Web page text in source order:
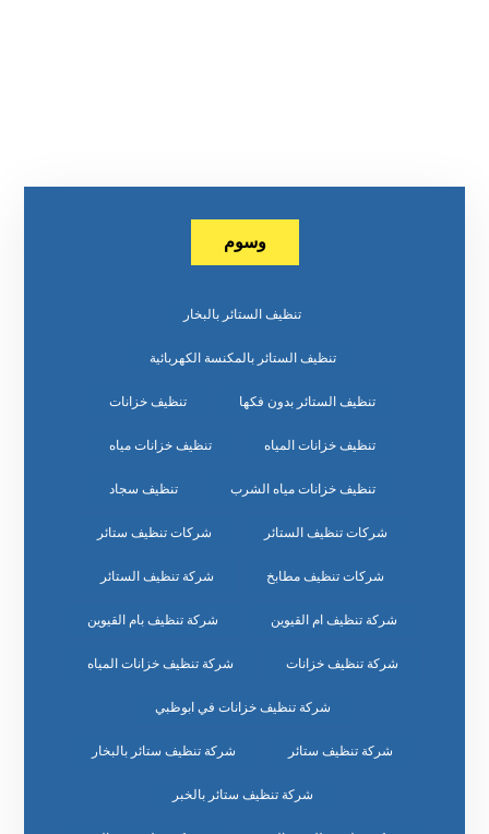
وسوم
تنظيف الستائر بالبخار
تنظيف الستائر بالمكنسة الكهربائية
تنظيف الستائر بدون فكها تنظيف خزانات
تنظيف خزانات المياه تنظيف خزانات مياه
تنظيف خزانات مياه الشرب تنظيف سجاد
شركات تنظيف الستائر شركات تنظيف ستائر
شركات تنظيف مطابخ شركة تنظيف الستائر
شركة تنظيف ام القيوين شركة تنظيف بام القيوين
شركة تنظيف خزانات شركة تنظيف خزانات المياه
شركة تنظيف خزانات في ابوظبي
شركة تنظيف ستائر شركة تنظيف ستائر بالبخار
شركة تنظيف ستائر بالخبر